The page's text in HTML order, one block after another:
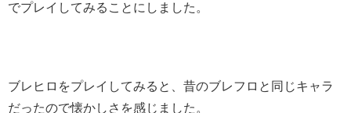
でプレイしてみることにしました。
ブレヒロをプレイしてみると、昔のブレフロと同じキャラ
だったので懐かしさを感じました。